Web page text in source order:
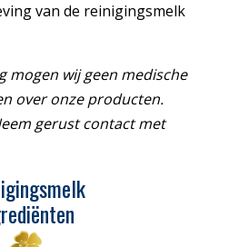
van de reinigingsmelk
mogen wij geen medische
over onze producten.
gerust contact met